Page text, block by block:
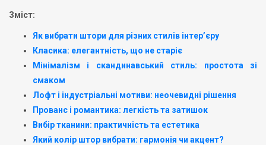
Зміст:
Як вибрати штори для різних стилів інтер’єру
Класика: елегантність, що не старіє
Мінімалізм і скандинавський стиль: простота зі
смаком
Лофт і індустріальні мотиви: неочевидні рішення
Прованс і романтика: легкість та затишок
Вибір тканини: практичність та естетика
Який колір штор вибрати: гармонія чи акцент?